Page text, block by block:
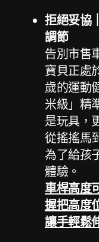
拒絕妥協
調節
告別市售
寶貝正處
歲的運動
米級」精
是玩具，
從搖搖馬
為了給孩
體驗。
車桿高度
握把高度
讓手輕鬆